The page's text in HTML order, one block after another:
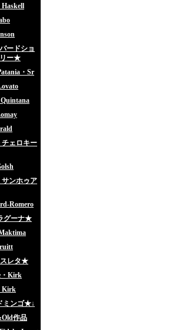
ードショ
リー★
・Sr
ェロキー
ンホゥア
Romero
グーナ★
レタ★
Kirk
Kirk
ミンゴ★↓
作品